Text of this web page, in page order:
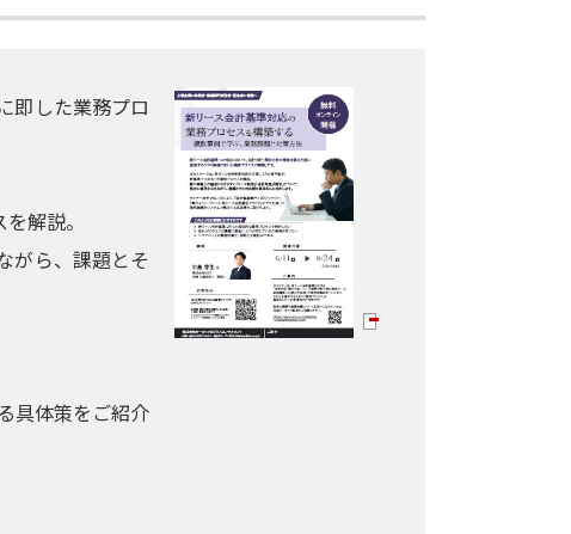
即した業務プロ
解説。
がら、課題とそ
具体策をご紹介